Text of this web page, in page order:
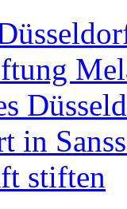
in
stiften